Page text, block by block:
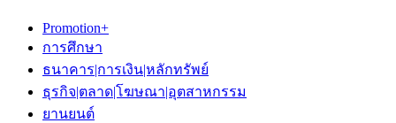
Promotion+
การศึกษา
ธนาคาร|การเงิน|หลักทรัพย์
ธุรกิจ|ตลาด|โฆษณา|อุตสาหกรรม
ยานยนต์